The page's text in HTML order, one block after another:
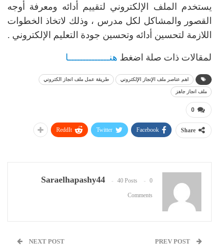
يستخدم الملف الإلكتروني لتقييم أدائه ومعرفة أوجه
القصور والمشاكل لكل مدرس ، وذلك لاتخاذ الخطوات
اللازمة لتحسين أدائه وتحسين جودة التعليم الإلكتروني .
لمقالات ذات صلة اضغط هنــــــــــــــا
اهم عناصر ملف الإنجاز الإلكتروني طريقة عمل ملف انجاز الكتروني
ملف انجاز جاهز
0
Share
Facebook
Twitter
ReddIt
Saraelhapashy44 40 Posts 0
Comments
NEXT POST